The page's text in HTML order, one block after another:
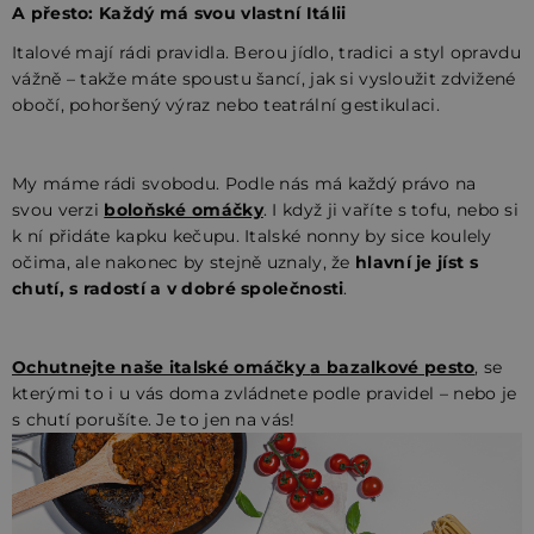
A přesto: Každý má svou vlastní Itálii
Italové mají rádi pravidla. Berou jídlo, tradici a styl opravdu
vážně – takže máte spoustu šancí, jak si vysloužit zdvižené
obočí, pohoršený výraz nebo teatrální gestikulaci.
My máme rádi svobodu. Podle nás má každý právo na
svou verzi boloňské omáčky. I když ji vaříte s tofu, nebo si
k ní přidáte kapku kečupu. Italské nonny by sice koulely
očima, ale nakonec by stejně uznaly, že hlavní je jíst s
chutí, s radostí a v dobré společnosti.
Ochutnejte naše italské omáčky a bazalkové pesto, se
kterými to i u vás doma zvládnete podle pravidel – nebo je
s chutí porušíte. Je to jen na vás!